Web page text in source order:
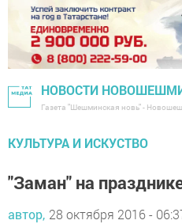
НОВОСТИ
Газета "Шешминская новь" -
КУЛЬТУРА И ИСКУСТВО
"Заман" на
автор, 28 октября 2016 -